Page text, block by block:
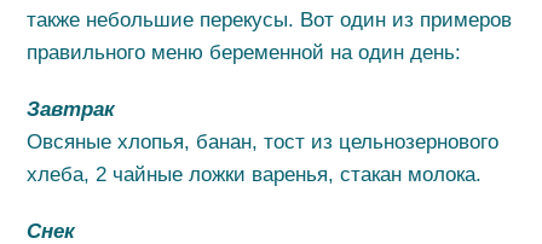
также небольшие перекусы. Вот один из примеров
правильного меню беременной на один день:
Завтрак
Овсяные хлопья, банан, тост из цельнозернового
хлеба, 2 чайные ложки варенья, стакан молока.
Снек